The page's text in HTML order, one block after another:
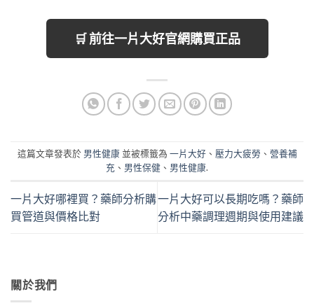
🛒 前往一片大好官網購買正品
這篇文章發表於 男性健康並被標籤為 一片大好、 壓力大疲勞 、 營養補
充 、 男性保健 、 男性健康.
一片大好哪裡買？藥師分析購
買管道與價格比對
一片大好可以長期吃嗎？藥師
分析中藥調理週期與使用建議
關於我們